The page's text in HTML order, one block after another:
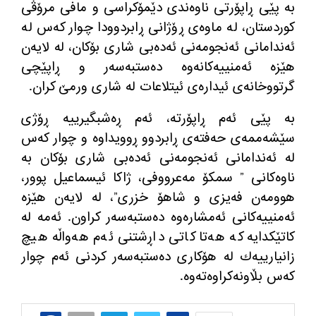
به‌ پێی ڕاپۆرتی ناوه‌ندی دێمۆكراسی و مافی مرۆڤی
كوردستان، له‌ ماوه‌ی ڕۆژانی ڕابردوودا چوار كه‌س له‌
ئه‌ندامانی ئه‌نجومه‌نی ئه‌ده‌بی شاری بۆكان، له‌ لایه‌ن
هێزه‌ ئه‌منییه‌كانه‌وه‌ ده‌ستبه‌سه‌ر و ڕاپێچی
گرتووخانه‌ی ئیداره‌ی ئیتلاعات له‌ شاری ورمێ كران.
به‌ پێی ئه‌م ڕاپۆرته‌، ئه‌م ڕه‌شبگیرییه‌ ڕۆژی
سێشه‌ممه‌ی حه‌فته‌ی ڕابردوو ڕوویداوه‌ و چوار كه‌س
له‌ ئه‌ندامانی ئه‌نجومه‌نی ئه‌ده‌بی شاری بۆكان به‌
ناوه‌كانی ” سمكۆ مه‌عرووفی، ژاكا ئیسماعیل پوور،
هوومه‌ن فه‌یزی و شاهۆ خزری”، له‌ لایه‌ن هێزه‌
ئه‌منییه‌كانی ئه‌مشاره‌وه‌ ده‌ستبه‌سه‌ر كراون. ئه‌مه‌ له‌
كاتێكدایه‌ كه‌ هه‌تا كاتی داڕشتنی ئه‌م هه‌واڵه‌ هیچ
زانیارییه‌ك له‌ هۆكاری ده‌ستبه‌سه‌ر كردنی ئه‌م چوار
كه‌س بڵاونه‌كراوه‌ته‌وه‌.